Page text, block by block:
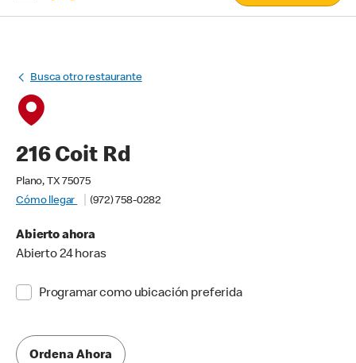
Busca otro restaurante
216 Coit Rd
Plano, TX 75075
Cómo llegar
(972) 758-0282
Abierto ahora
Abierto 24 horas
Programar como ubicación preferida
Ordena Ahora